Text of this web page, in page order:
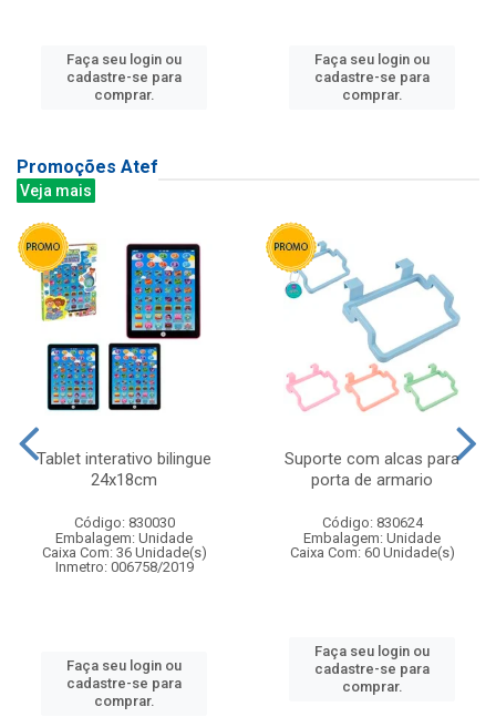
Faça seu login ou
cadastre-se para
comprar.
Faça seu login ou
cadastre-se para
comprar.
Promoções Atef
Veja mais
Tablet interativo bilingue
24x18cm
Código: 830030
Embalagem: Unidade
Caixa Com: 36 Unidade(s)
Inmetro: 006758/2019
Faça seu login ou
cadastre-se para
comprar.
Suporte com alcas para
porta de armario
Código: 830624
Embalagem: Unidade
Caixa Com: 60 Unidade(s)
Faça seu login ou
cadastre-se para
comprar.